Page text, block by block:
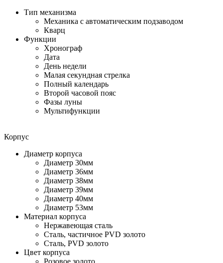
Тип механизма
Механика с автоматическим подзаводом
Кварц
Функции
Хронограф
Дата
День недели
Малая секундная стрелка
Полный календарь
Второй часовой пояс
Фазы луны
Мультифункции
Корпус
Диаметр корпуса
Диаметр 30мм
Диаметр 36мм
Диаметр 38мм
Диаметр 39мм
Диаметр 40мм
Диаметр 53мм
Материал корпуса
Нержавеющая сталь
Сталь, частичное PVD золото
Сталь, PVD золото
Цвет корпуса
Розовое золото